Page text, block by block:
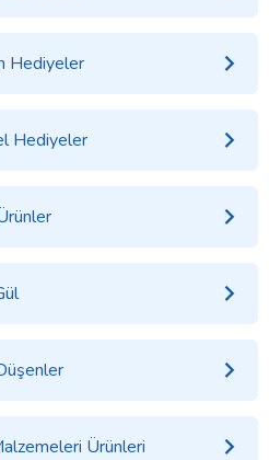
Hediyeler
Hediyeler
Ürünleri